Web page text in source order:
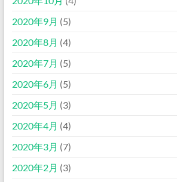
2020年9月 (5)
2020年8月 (4)
2020年7月 (5)
2020年6月 (5)
2020年5月 (3)
2020年4月 (4)
2020年3月 (7)
2020年2月 (3)